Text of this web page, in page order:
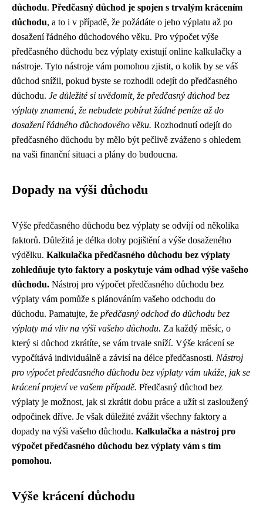
důchodu. Předčasný důchod je spojen s trvalým krácením
důchodu, a to i v případě, že požádáte o jeho výplatu až po
dosažení řádného důchodového věku. Pro výpočet výše
předčasného důchodu bez výplaty existují online kalkulačky a
nástroje. Tyto nástroje vám pomohou zjistit, o kolik by se váš
důchod snížil, pokud byste se rozhodli odejít do předčasného
důchodu. Je důležité si uvědomit, že předčasný důchod bez
výplaty znamená, že nebudete pobírat žádné peníze až do
dosažení řádného důchodového věku. Rozhodnutí odejít do
předčasného důchodu by mělo být pečlivě zváženo s ohledem
na vaši finanční situaci a plány do budoucna.
Dopady na výši důchodu
Výše předčasného důchodu bez výplaty se odvíjí od několika
faktorů. Důležitá je délka doby pojištění a výše dosaženého
výdělku. Kalkulačka předčasného důchodu bez výplaty
zohledňuje tyto faktory a poskytuje vám odhad výše vašeho
důchodu. Nástroj pro výpočet předčasného důchodu bez
výplaty vám pomůže s plánováním vašeho odchodu do
důchodu. Pamatujte, že předčasný odchod do důchodu bez
výplaty má vliv na výši vašeho důchodu. Za každý měsíc, o
který si důchod zkrátíte, se vám trvale sníží. Výše krácení se
vypočítává individuálně a závisí na délce předčasnosti. Nástroj
pro výpočet předčasného důchodu bez výplaty vám ukáže, jak se
krácení projeví ve vašem případě. Předčasný důchod bez
výplaty je možnost, jak si zkrátit dobu práce a užít si zasloužený
odpočinek dříve. Je však důležité zvážit všechny faktory a
dopady na výši vašeho důchodu. Kalkulačka a nástroj pro
výpočet předčasného důchodu bez výplaty vám s tím
pomohou.
Výše krácení důchodu